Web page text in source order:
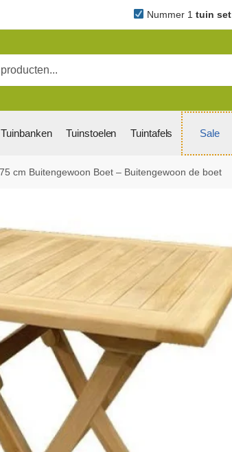
Nummer 1 tuin set
Tuinbanken Tuinstoelen Tuintafels Sale
cm Buitengewoon Boet – Buitengewoon de boet